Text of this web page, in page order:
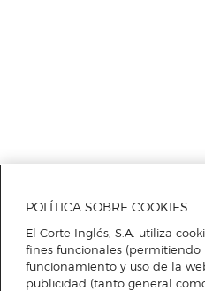
POLÍTICA SOBRE COOKIES
El Corte Inglés, S.A. utiliza
fines funcionales (permitiendo
funcionamiento y uso de la
publicidad (tanto general